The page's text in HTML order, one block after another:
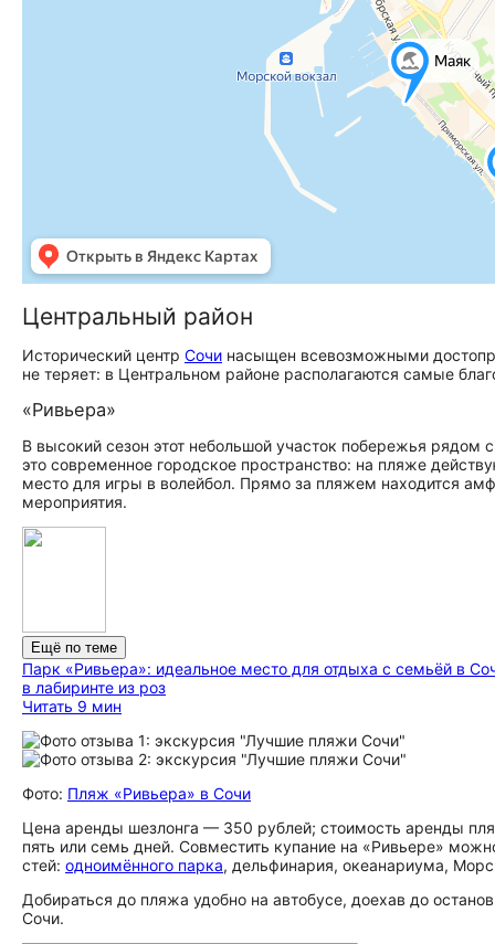
Центральный район
Исторический центр Сочи насыщен всевозможными
не теряет: в Центральном районе располагаются самые
«Ривьера»
В высокий сезон этот небольшой участок побережья
это современное городское пространство: на пляже
место для игры в волейбол. Прямо за пляжем находится
мероприятия.
Ещё по теме
Парк «Ривьера»: идеальное место для отдыха с семьёй в
в лабиринте из роз
Читать 9 мин
Фото: Пляж «Ривьера» в Сочи
Цена аренды шезлонга — 350 рублей; стоимость аренды
пять или семь дней. Совместить купание на «Ривьере»
стей: одноимённого парка, дельфинария, океанариума,
Добираться до пляжа удобно на автобусе, доехав до
Сочи.